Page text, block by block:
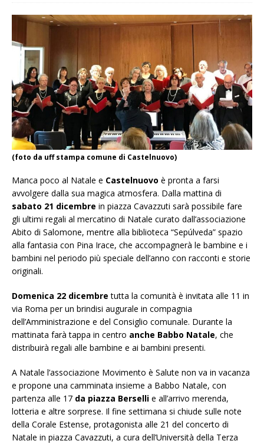
(foto da uff stampa comune di Castelnuovo)
Manca poco al Natale e Castelnuovo è pronta a farsi
avvolgere dalla sua magica atmosfera. Dalla mattina di
sabato 21 dicembre in piazza Cavazzuti sarà possibile fare
gli ultimi regali al mercatino di Natale curato dall’associazione
Abito di Salomone, mentre alla biblioteca “Sepúlveda” spazio
alla fantasia con Pina Irace, che accompagnerà le bambine e i
bambini nel periodo più speciale dell’anno con racconti e storie
originali.
Domenica 22 dicembre tutta la comunità è invitata alle 11 in
via Roma per un brindisi augurale in compagnia
dell’Amministrazione e del Consiglio comunale. Durante la
mattinata farà tappa in centro anche Babbo Natale, che
distribuirà regali alle bambine e ai bambini presenti.
A Natale l’associazione Movimento è Salute non va in vacanza
e propone una camminata insieme a Babbo Natale, con
partenza alle 17 da piazza Berselli e all’arrivo merenda,
lotteria e altre sorprese. Il fine settimana si chiude sulle note
della Corale Estense, protagonista alle 21 del concerto di
Natale in piazza Cavazzuti, a cura dell’Università della Terza